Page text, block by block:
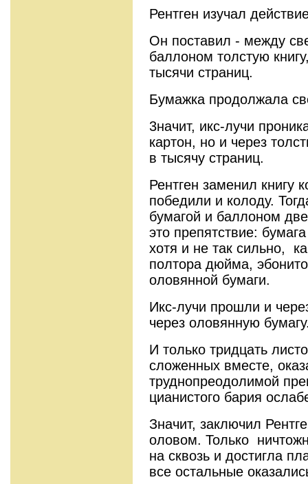
Рентген изучал
Он поставил - между
баллоном толстую
тысячи страниц.
Бумажка продолжала
3начит, икс-лучи
картон, но и через
в тысячу страниц.
Рентген заменил книгу
победили и колоду.
бу­магой и баллоном
это препятствие:
хотя и не так сильно,
полтора дюйма,
оловянной бумаги.
Икс-лучи прошли и
через оловянную
И только тридцать
сложенных вместе,
труднопреодолимой
цианистого бария
Значит, заключил
оловом. Только
на­ сквозь и достигла
все ос­тальные